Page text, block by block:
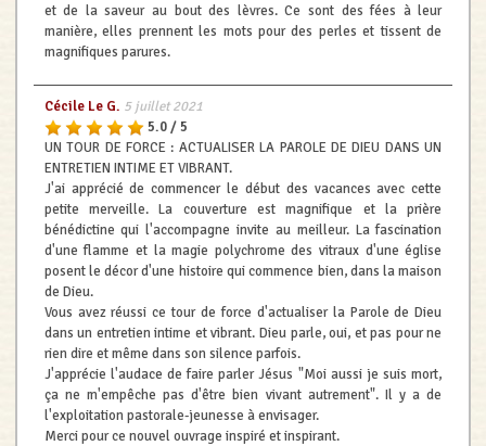
et de la saveur au bout des lèvres. Ce sont des fées à leur
manière, elles prennent les mots pour des perles et tissent de
magnifiques parures.
Cécile Le G. 5 juillet 2021
5.0 / 5
UN TOUR DE FORCE : ACTUALISER LA PAROLE DE DIEU DANS UN
ENTRETIEN INTIME ET VIBRANT.
J'ai apprécié de commencer le début des vacances avec cette
petite merveille. La couverture est magnifique et la prière
bénédictine qui l'accompagne invite au meilleur. La fascination
d'une flamme et la magie polychrome des vitraux d'une église
posent le décor d'une histoire qui commence bien, dans la maison
de Dieu.
Vous avez réussi ce tour de force d'actualiser la Parole de Dieu
dans un entretien intime et vibrant. Dieu parle, oui, et pas pour ne
rien dire et même dans son silence parfois.
J'apprécie l'audace de faire parler Jésus "Moi aussi je suis mort,
ça ne m'empêche pas d'être bien vivant autrement". Il y a de
l'exploitation pastorale-jeunesse à envisager.
Merci pour ce nouvel ouvrage inspiré et inspirant.